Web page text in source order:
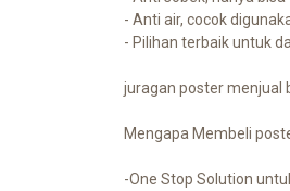
- Anti air, cocok
- Pilihan terbaik untuk
juragan poster menjual
Mengapa Membeli
-One Stop Solution